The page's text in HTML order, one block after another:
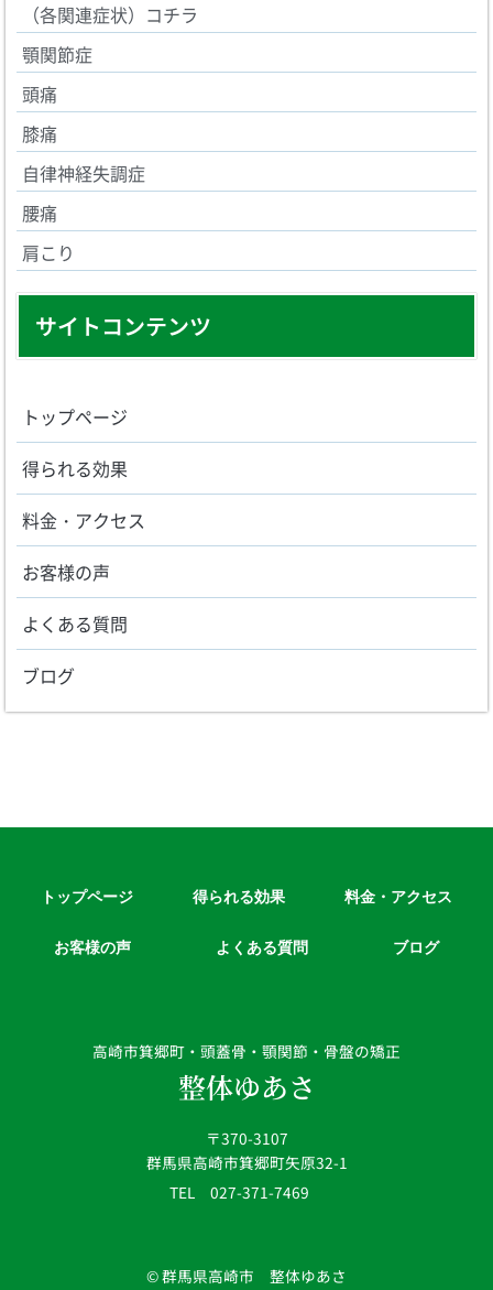
（各関連症状）コチラ
顎関節症
頭痛
膝痛
自律神経失調症
腰痛
肩こり
サイトコンテンツ
トップページ
得られる効果
料金・アクセス
お客様の声
よくある質問
ブログ
高崎市箕郷町・頭蓋骨・顎関節・骨盤の矯正
整体ゆあさ
〒370-3107
群馬県高崎市箕郷町矢原32-1
TEL 027-371-7469
トップページ 得られる効果 料金・アクセス
お客様の声 よくある質問 ブログ
© 群馬県高崎市 整体ゆあさ